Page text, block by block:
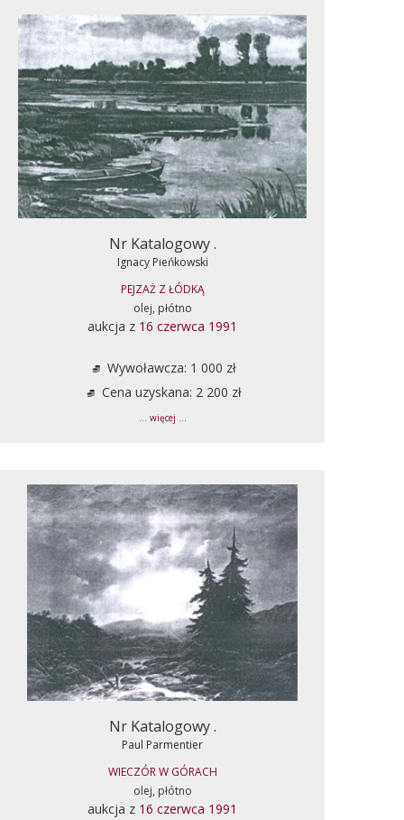
Nr Katalogowy .
Ignacy Pieńkowski
PEJZAŻ Z ŁÓDKĄ
olej, płótno
aukcja z 16 czerwca 1991
Wywoławcza: 1 000 zł
Cena uzyskana: 2 200 zł
... więcej ...
Nr Katalogowy .
Paul Parmentier
WIECZÓR W GÓRACH
olej, płótno
aukcja z 16 czerwca 1991